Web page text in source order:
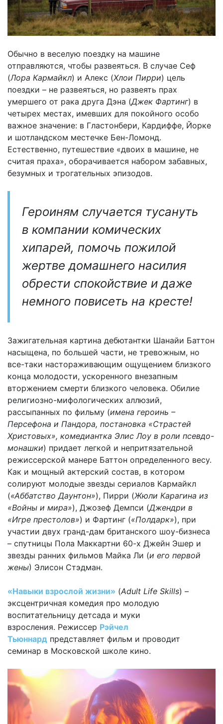
Обычно в веселую поездку на машине
отправляются, чтобы развеяться. В случае Сеф
(Лора Кармайкл) и Алекс (Хлои Пирри) цель
поездки – не развеяться, но развеять прах
умершего от рака друга Дэна (Джек Фартинг) в
четырех местах, имевших для покойного особо
важное значение: в Гластонбери, Кардиффе, Йорке
и шотландском местечке Бен-Ломонд.
Естественно, путешествие «двоих в машине, не
считая праха», оборачивается набором забавных,
безумных и трогательных эпизодов.
Героиням случается тусануть
в компании комических
хипарей, помочь пожилой
жертве домашнего насилия
обрести спокойствие и даже
немного повисеть на кресте!
Зажигательная картина дебютантки Шанайи Баттон
насыщена, по большей части, не тревожным, но
все-таки настораживающим ощущением близкого
конца молодости, ускоренного внезапным
вторжением смерти близкого человека. Обилие
религиозно-мифологических аллюзий,
рассыпанных по фильму (имена героинь –
Персефона и Пандора, постановка «Страстей
Христовых», комедиантка Элис Лоу в роли псевдо-
монашки) придает легкой и непритязательной
режиссерской манере Баттон определенного весу.
Как и мощный актерский состав, в котором
солируют молодые звезды сериалов Кармайкл
(«Аббатство Даунтон»), Пирри (Жюли Карагина из
«Войны и мира»), Джозеф Демпси (Джендри в
«Игре престолов») и Фартинг («Полдарк»), при
участии двух гранд-дам британского шоу-бизнеса
– спутницы Пола Маккартни 60-х Джейн Эшер и
звезды ранних фильмов Майка Ли (и его первой
жены) Элисон Стэдман.
«Навыки взрослой жизни» (Adult Life Skills) –
эксцентричная комедия про молодую
воспитательницу детсада и муки
взросления. Режиссер Рэйчел
Тьюннард представляет фильм и проводит
семинар в Московской школе кино.